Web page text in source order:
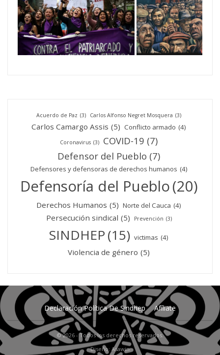
Acuerdo de Paz (3) Carlos Alfonso Negret Mosquera (3)
Carlos Camargo Assis (5) Conflicto armado (4)
Coronavirus (3) COVID-19 (7)
Defensor del Pueblo (7)
Defensores y defensoras de derechos humanos (4)
Defensoría del Pueblo(20)
Derechos Humanos (5) Norte del Cauca (4)
Persecución sindical (5) Prevención (3)
SINDHEP(15) victimas (4)
Violencia de género (5)
Declaración Política De Sindhep Afíliate
© 2026 - Todos los derechos reservados.
Diseño: Asawin